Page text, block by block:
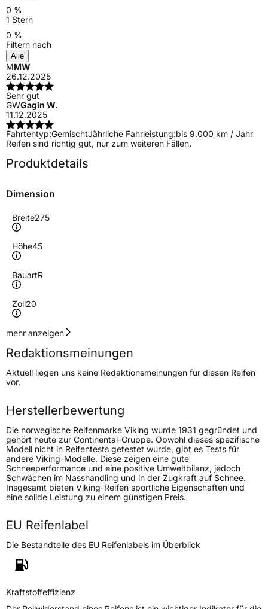
0 %
1 Stern
0 %
Filtern nach
Alle
MMW
26.12.2025
Sehr gut
GWGagin W.
11.12.2025
Fahrtentyp:GemischtJährliche Fahrleistung:bis 9.000 km / Jahr
Reifen sind richtig gut, nur zum weiteren Fällen.
Produktdetails
Dimension
Breite275
Höhe45
BauartR
Zoll20
Geschwindigkeitsindex
Höchstgeschwindigkeit
240 km/h
Lastindex110
Höchstlast1060 kg
Generelle Merkmale
Fahrzeugtyp PKW
VerwendungWinterreifen
ModellnameWintech Newgen
Weitere Eigenschaften
Schlauchtyp
ZustandNeureifen
mehr anzeigen
Redaktionsmeinungen
Aktuell liegen uns keine Redaktionsmeinungen für diesen Reifen
vor.
Herstellerbewertung
Die norwegische Reifenmarke Viking wurde 1931 gegründet und
gehört heute zur Continental-Gruppe. Obwohl dieses spezifische
Modell nicht in Reifentests getestet wurde, gibt es Tests für
andere Viking-Modelle. Diese zeigen eine gute
Schneeperformance und eine positive Umweltbilanz, jedoch
Schwächen im Nasshandling und in der Zugkraft auf Schnee.
Insgesamt bieten Viking-Reifen sportliche Eigenschaften und
eine solide Leistung zu einem günstigen Preis.
EU Reifenlabel
Die Bestandteile des EU Reifenlabels im Überblick
Kraftstoffeffizienz